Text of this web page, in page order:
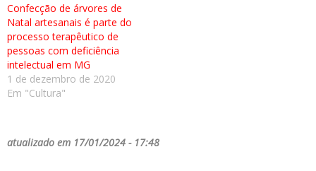
Confecção de árvores de
Natal artesanais é parte do
processo terapêutico de
pessoas com deficiência
intelectual em MG
1 de dezembro de 2020
Em "Cultura"
atualizado em 17/01/2024 - 17:48